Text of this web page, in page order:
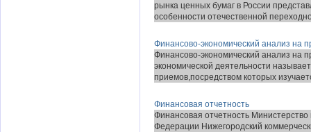
рынка ценных бумаг в России
особенности отечественной
Финансово-экономический анализ
Финансово-экономический анализ
экономической деятельности
приемов,посредством которых
Финансовая отчетность
Финансовая отчетность
Федерации Нижегородский